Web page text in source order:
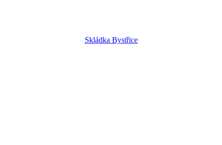
Skládka Bystřice